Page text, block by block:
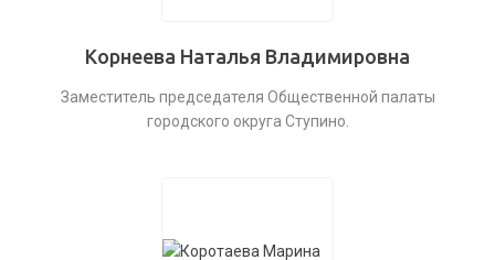
Корнеева Наталья Владимировна
Заместитель председателя Общественной палаты
городского округа Ступино.